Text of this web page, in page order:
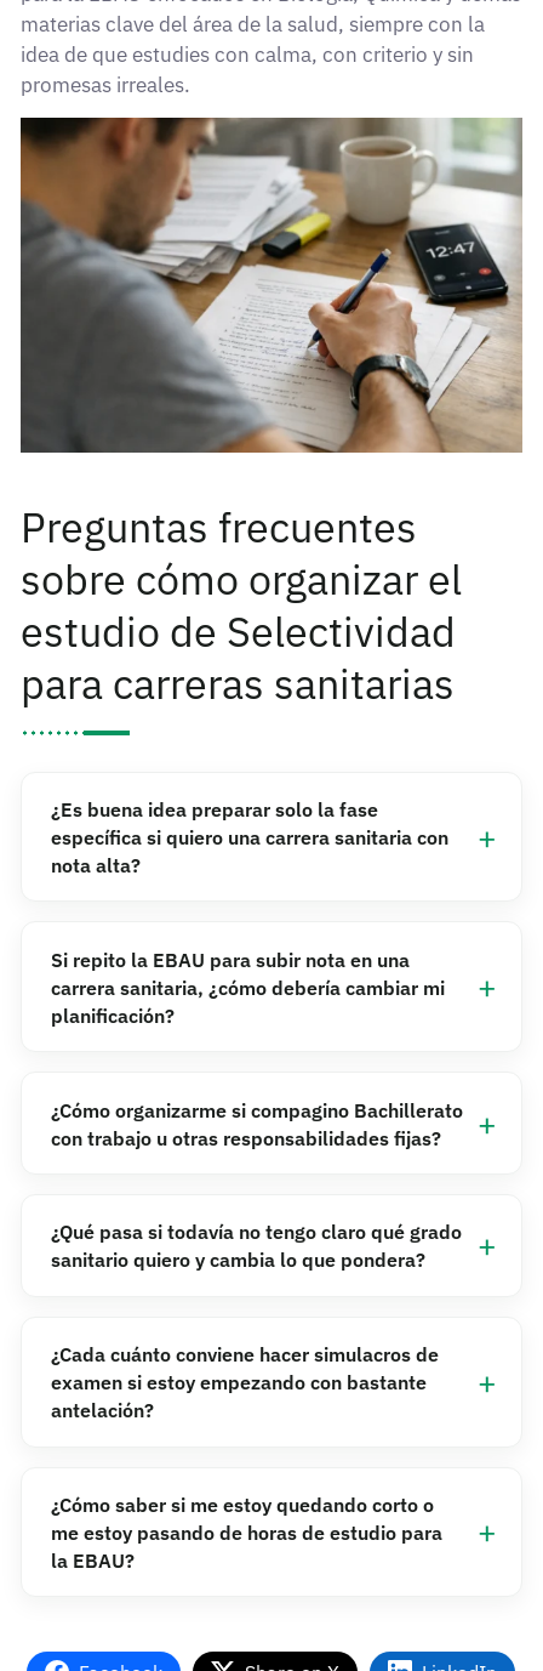
materias clave del área de la salud, siempre con la
idea de que estudies con calma, con criterio y sin
promesas irreales.
Preguntas frecuentes
sobre cómo organizar el
estudio de Selectividad
para carreras sanitarias
¿Es buena idea preparar solo la fase
específica si quiero una carrera sanitaria con
nota alta?
Si repito la EBAU para subir nota en una
carrera sanitaria, ¿cómo debería cambiar mi
planificación?
¿Cómo organizarme si compagino Bachillerato
con trabajo u otras responsabilidades fijas?
¿Qué pasa si todavía no tengo claro qué grado
sanitario quiero y cambia lo que pondera?
¿Cada cuánto conviene hacer simulacros de
examen si estoy empezando con bastante
antelación?
¿Cómo saber si me estoy quedando corto o
me estoy pasando de horas de estudio para
la EBAU?